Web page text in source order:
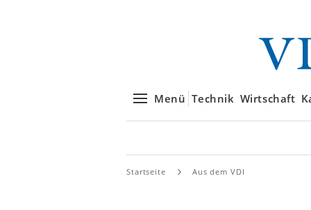
Menü Technik Wirtschaft
Startseite Aus dem VDI